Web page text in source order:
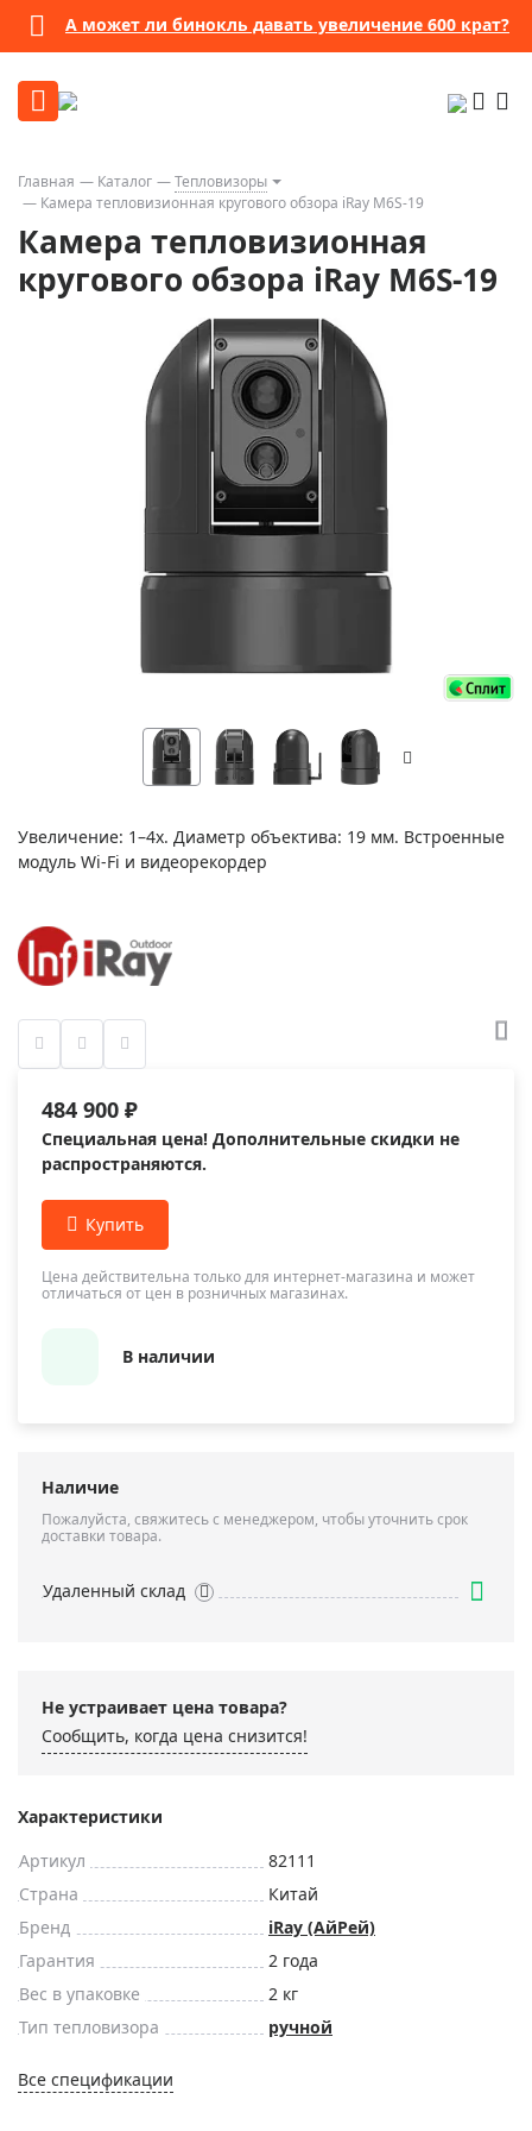
А может ли бинокль давать увеличение 600 крат?
Главная Каталог
Тепловизоры
Камера тепловизионная кругового обзора iRay M6S-19
Камера тепловизионная
кругового обзора iRay M6S-19
Увеличение: 1–4x. Диаметр объектива: 19 мм. Встроенные
модуль Wi-Fi и видеорекордер
484 900 ₽
Специальная цена! Дополнительные скидки не
распространяются.
Цена действительна только для интернет-магазина и может
отличаться от цен в розничных магазинах.
В наличии
Наличие
Пожалуйста, свяжитесь с менеджером, чтобы уточнить срок
доставки товара.
Удаленный склад
Не устраивает цена товара?
Сообщить, когда цена снизится!
Характеристики
Артикул
82111
Страна
Китай
Бренд
iRay (АйРей)
Гарантия
2 года
Вес в упаковке
2 кг
Тип тепловизора
ручной
Все спецификации